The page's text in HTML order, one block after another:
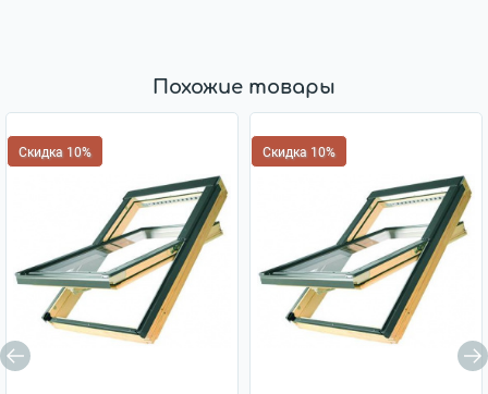
Похожие товары
Скидка 10% Скидка 10%